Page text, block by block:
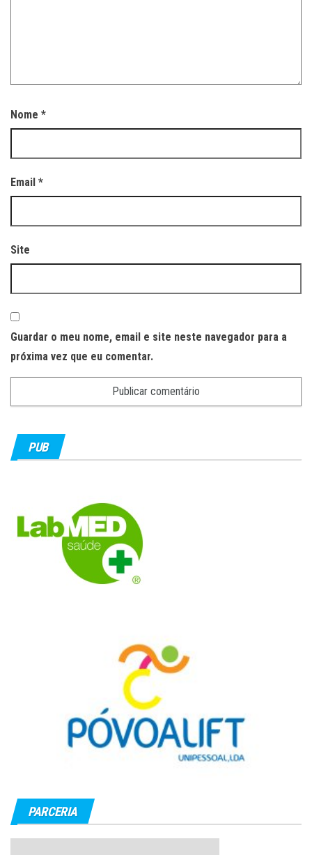
Nome *
Email *
Site
Guardar o meu nome, email e site neste navegador para a
próxima vez que eu comentar.
PUB
PARCERIA